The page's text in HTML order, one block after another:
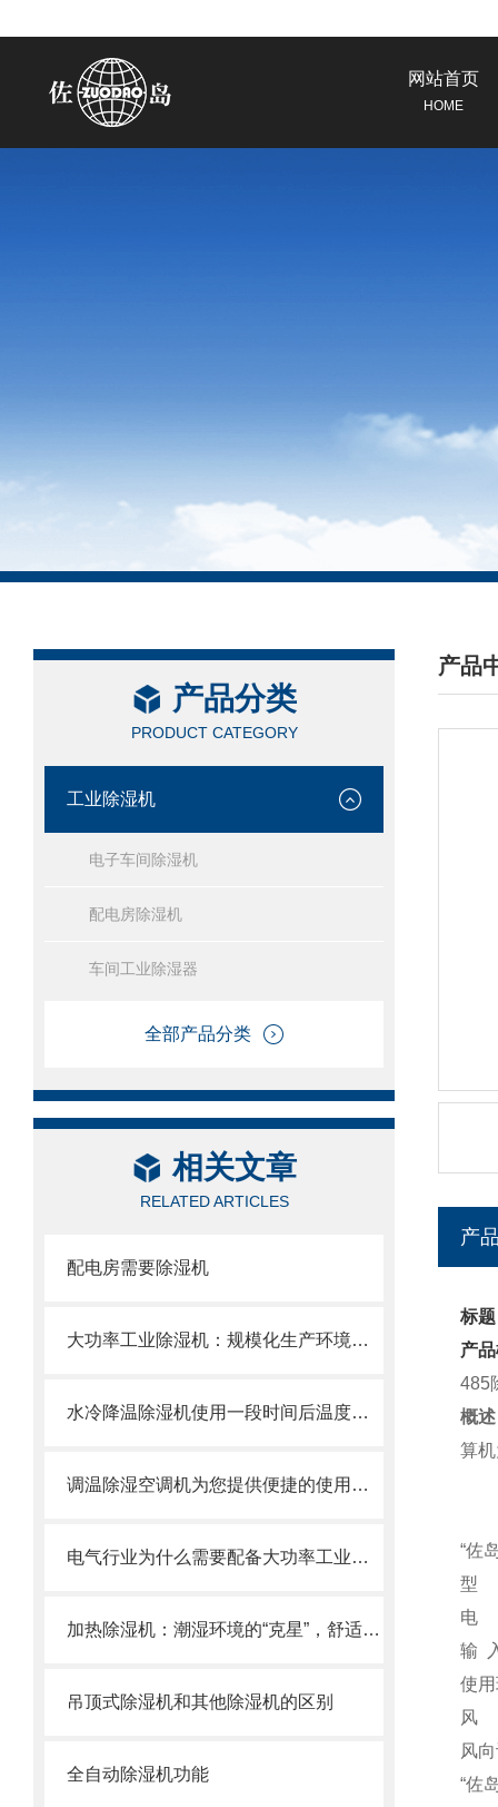
网站首页
HOME
产品分类
PRODUCT CATEGORY
工业除湿机
电子车间除湿机
配电房除湿机
车间工业除湿器
全部产品分类
相关文章
RELATED ARTICLES
配电房需要除湿机
大功率工业除湿机：规模化生产环境的湿度调控中枢
水冷降温除湿机使用一段时间后温度降不下来是怎么回事？
调温除湿空调机为您提供便捷的使用体验
电气行业为什么需要配备大功率工业除湿机？
加热除湿机：潮湿环境的“克星”，舒适生活的“守护者”
吊顶式除湿机和其他除湿机的区别
全自动除湿机功能
产品
/
产
标
产
485
概
算
“佐
型
电
输
使
风
风
“佐